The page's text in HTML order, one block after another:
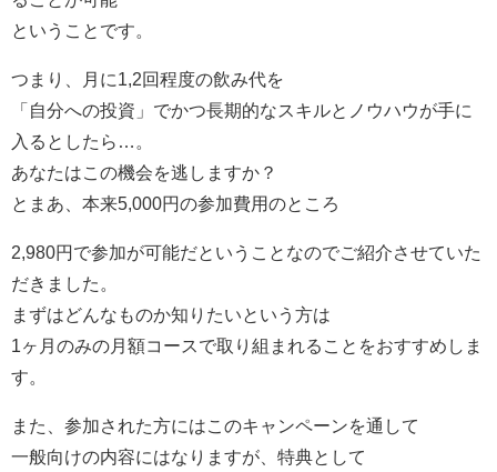
ということです。
つまり、月に1,2回程度の飲み代を
「自分への投資」でかつ長期的なスキルとノウハウが手に
入るとしたら…。
あなたはこの機会を逃しますか？
とまあ、本来5,000円の参加費用のところ
2,980円で参加が可能だということなのでご紹介させていた
だきました。
まずはどんなものか知りたいという方は
1ヶ月のみの月額コースで取り組まれることをおすすめしま
す。
また、参加された方にはこのキャンペーンを通して
一般向けの内容にはなりますが、特典として